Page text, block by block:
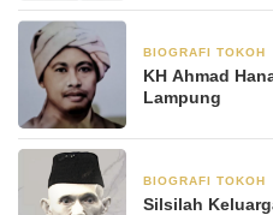
BIOGRAFI TOKOH
KH Ahmad
Lampung
BIOGRAFI TOKOH
Silsilah